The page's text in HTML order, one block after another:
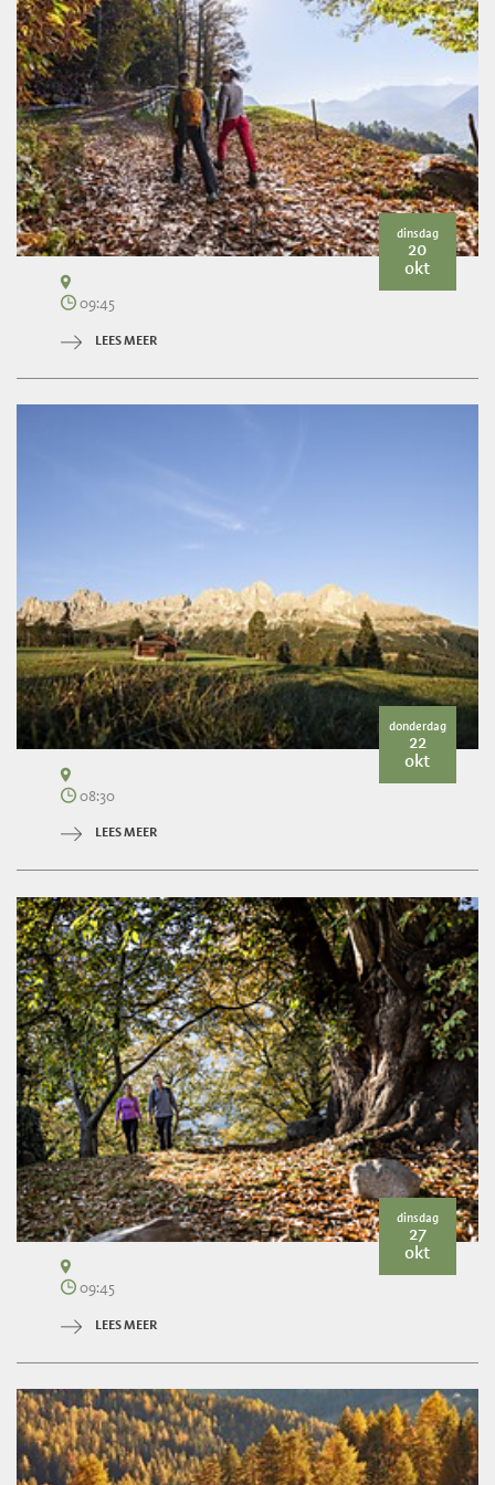
dinsdag
20
okt
09:45
LEES MEER
donderdag
22
okt
08:30
LEES MEER
dinsdag
27
okt
09:45
LEES MEER